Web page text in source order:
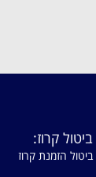
ביטול קרוז:
ביטול הזמנת קרוז